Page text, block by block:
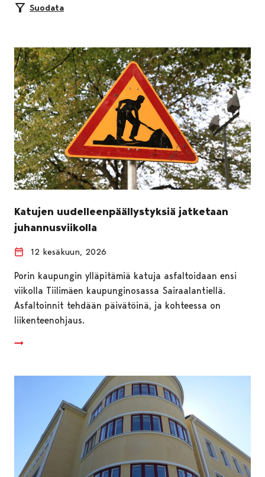
Suodata
Katujen uudelleenpäällystyksiä jatketaan
juhannusviikolla
12 kesäkuun, 2026
Porin kaupungin ylläpitämiä katuja asfaltoidaan ensi
viikolla Tiilimäen kaupunginosassa Sairaalantiellä.
Asfaltoinnit tehdään päivätöinä, ja kohteessa on
liikenteenohjaus.